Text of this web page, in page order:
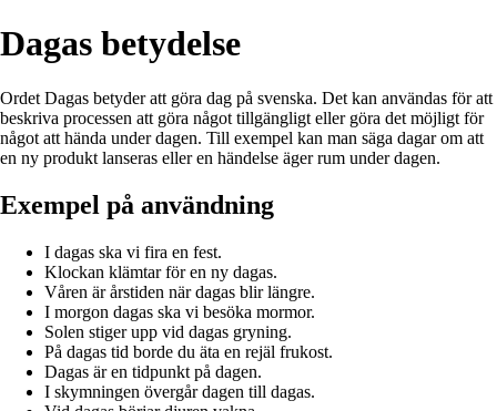
Dagas betydelse
Ordet Dagas betyder att göra dag på svenska. Det kan användas för att
beskriva processen att göra något tillgängligt eller göra det möjligt för
något att hända under dagen. Till exempel kan man säga dagar om att
en ny produkt lanseras eller en händelse äger rum under dagen.
Exempel på användning
I dagas ska vi fira en fest.
Klockan klämtar för en ny dagas.
Våren är årstiden när dagas blir längre.
I morgon dagas ska vi besöka mormor.
Solen stiger upp vid dagas gryning.
På dagas tid borde du äta en rejäl frukost.
Dagas är en tidpunkt på dagen.
I skymningen övergår dagen till dagas.